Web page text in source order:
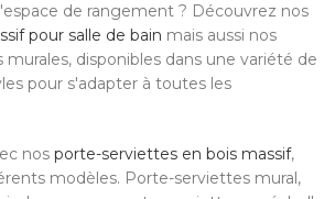
de rangement ? Découvrez nos
pour salle de bain mais aussi nos
disponibles dans une variété de
pour s'adapter à toutes les
nos porte-serviettes en bois massif,
modèles. Porte-serviettes mural,